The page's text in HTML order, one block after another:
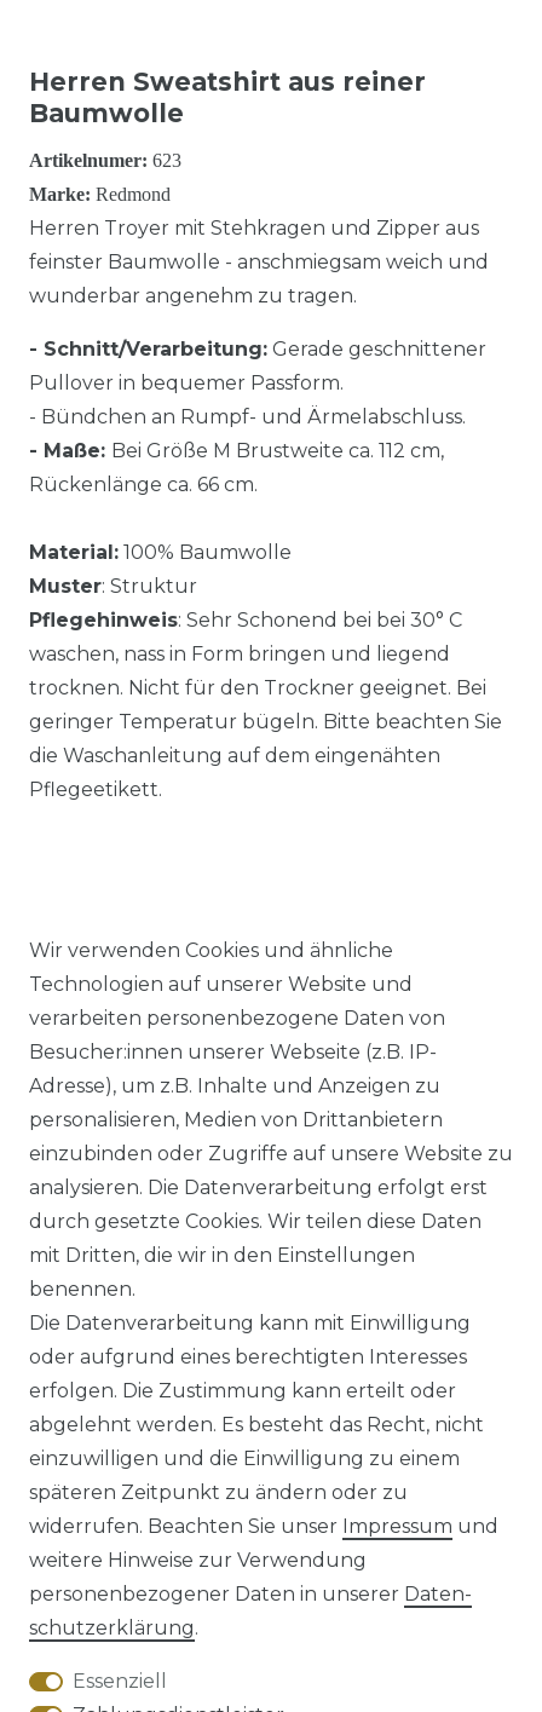
Herren Sweatshirt aus reiner
Baumwolle
Artikelnumer: 623
Marke: Redmond
Herren Troyer mit Stehkragen und Zipper aus
feinster Baumwolle - anschmiegsam weich und
wunderbar angenehm zu tragen.
- Schnitt/Verarbeitung: Gerade geschnittener
Pullover in bequemer Passform.
- Bündchen an Rumpf- und Ärmelabschluss.
- Maße: Bei Größe M Brustweite ca. 112 cm,
Rückenlänge ca. 66 cm.
Material: 100% Baumwolle
Muster: Struktur
Pflegehinweis: Sehr Schonend bei bei 30° C
waschen, nass in Form bringen und liegend
trocknen. Nicht für den Trockner geeignet. Bei
geringer Temperatur bügeln. Bitte beachten Sie
die Waschanleitung auf dem eingenähten
Pflegeetikett.
Ähnlicher Artikel
Redmond - Casual Fit - Herren
Cardigan College Strickjacke
in verschiedenen Farben
(Art.Nr.: 627)
UVP 59,99 €
ab 58,99 € *
Impressum Daten­schutz­erklärung
AGB Barrierefreiheitserklärung
Wir verwenden Cookies und ähnliche
Technologien auf unserer Website und
verarbeiten personenbezogene Daten von
Besucher:innen unserer Webseite (z.B. IP-
Adresse), um z.B. Inhalte und Anzeigen zu
personalisieren, Medien von Drittanbietern
einzubinden oder Zugriffe auf unsere Website zu
analysieren. Die Datenverarbeitung erfolgt erst
durch gesetzte Cookies. Wir teilen diese Daten
mit Dritten, die wir in den Einstellungen
benennen.
Die Datenverarbeitung kann mit Einwilligung
oder aufgrund eines berechtigten Interesses
erfolgen. Die Zustimmung kann erteilt oder
abgelehnt werden. Es besteht das Recht, nicht
einzuwilligen und die Einwilligung zu einem
späteren Zeitpunkt zu ändern oder zu
widerrufen. Beachten Sie unser Impressum und
weitere Hinweise zur Verwendung
personenbezogener Daten in unserer Daten­
schutz­erklärung.
Essenziell